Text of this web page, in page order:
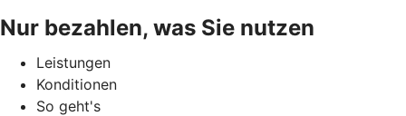
Nur bezahlen, was Sie nutzen
Leistungen
Konditionen
So geht's